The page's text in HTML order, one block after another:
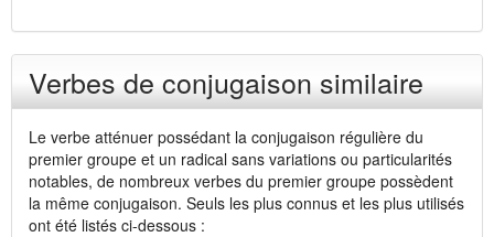
Verbes de conjugaison similaire
Le verbe atténuer possédant la conjugaison régulière du
premier groupe et un radical sans variations ou particularités
notables, de nombreux verbes du premier groupe possèdent
la même conjugaison. Seuls les plus connus et les plus utilisés
ont été listés ci-dessous :